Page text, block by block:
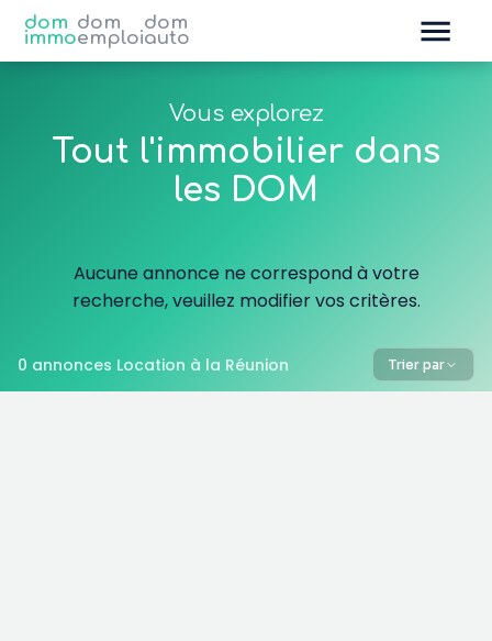
dom
immo
dom
emploi
dom
auto
Vous explorez
Tout l'immobilier dans
les DOM
Aucune annonce ne correspond à votre
recherche, veuillez modifier vos critères.
0 annonces Location à la Réunion Trier par